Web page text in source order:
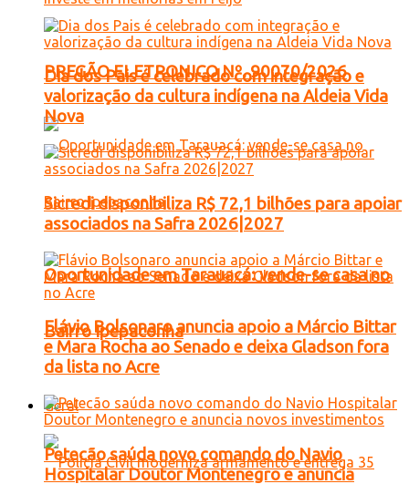
PREGÃO ELETRONICO Nº. 90070/2026
Oportunidade em Tarauacá: vende-se casa no
Bairro Ipepaconha
Geral
Dia dos Pais é celebrado com integração e
valorização da cultura indígena na Aldeia Vida
Nova
Sicredi disponibiliza R$ 72,1 bilhões para apoiar
associados na Safra 2026|2027
Flávio Bolsonaro anuncia apoio a Márcio Bittar
e Mara Rocha ao Senado e deixa Gladson fora
da lista no Acre
Petecão saúda novo comando do Navio
Hospitalar Doutor Montenegro e anuncia